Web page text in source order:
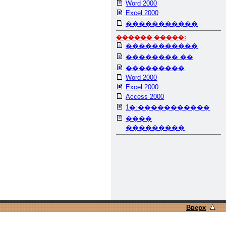
Word 2000
Excel 2000
�����������
������ �����:
�����������
�������� ��
���������
Word 2000
Excel 2000
Access 2000
1�:�����������
����
���������
Вверх